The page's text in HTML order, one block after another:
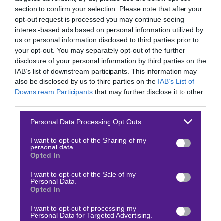
section to confirm your selection. Please note that after your
opt-out request is processed you may continue seeing
interest-based ads based on personal information utilized by
us or personal information disclosed to third parties prior to
your opt-out. You may separately opt-out of the further
disclosure of your personal information by third parties on the
IAB’s list of downstream participants. This information may
also be disclosed by us to third parties on the IAB’s List of
Downstream Participants that may further disclose it to other
Please note that this website/app uses one or more Google
not limited to your visit or usage behaviour. You may click to
grant or deny consent to Google and its third-party tags to
use your data for below specified purposes in below Google
consent section.
Personal Data Processing Opt Outs
I want to opt-out of the Sharing of my
personal data.
Opted In
I want to opt-out of the Sale of my
Personal Data.
Opted In
I want to opt-out of processing my
Personal Data for Targeted Advertising.
είναι εξίσου κρίσιμη, καθώς η ομάδα χρειάζεται
νίκη με διαφορά για να εξασφαλίσει πλεονέκτημα
έδρας. Οι πρόσφατες επιδόσεις της ομάδας στο
Κύπελλο περιλαμβάνουν μια ήττα από τον
Λεβαδειακό και μια νίκη επί της ΑΕΛ, ενώ το πιο
πρόσφατο αποτέλεσμα ήταν ισοπαλία με τον Άρη.
Η επερχόμενη αναμέτρηση με τον Παναθηναϊκό
στο πρωτάθλημα προσθέτει επιπλέον πίεση,
καθιστώντας αναγκαία τη νίκη στον αγώνα με τη
Μαρκό για την ανατροπή της ψυχολογίας και την
ανάκτηση της αγωνιστικής σταθερότητας.
ΜΑΡΚΟ